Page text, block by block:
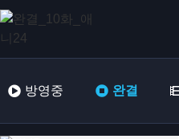
방영중 완결